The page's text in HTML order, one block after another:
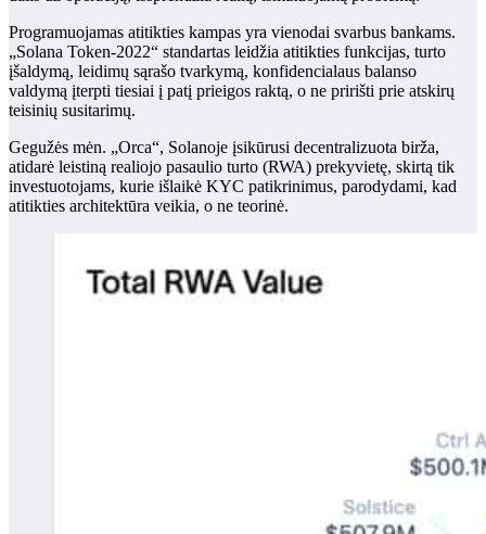
Programuojamas atitikties kampas yra vienodai svarbus bankams.
„Solana Token-2022“ standartas leidžia atitikties funkcijas, turto
įšaldymą, leidimų sąrašo tvarkymą, konfidencialaus balanso
valdymą įterpti tiesiai į patį prieigos raktą, o ne pririšti prie atskirų
teisinių susitarimų.
Gegužės mėn. „Orca“, Solanoje įsikūrusi decentralizuota birža,
atidarė leistiną realiojo pasaulio turto (RWA) prekyvietę, skirtą tik
investuotojams, kurie išlaikė KYC patikrinimus, parodydami, kad
atitikties architektūra veikia, o ne teorinė.